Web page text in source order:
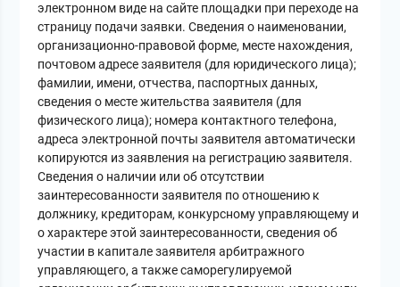
электронном виде на сайте площадки при переходе на
страницу подачи заявки. Сведения о наименовании,
организационно-правовой форме, месте нахождения,
почтовом адресе заявителя (для юридического лица);
фамилии, имени, отчества, паспортных данных,
сведения о месте жительства заявителя (для
физического лица); номера контактного телефона,
адреса электронной почты заявителя автоматически
копируются из заявления на регистрацию заявителя.
Сведения о наличии или об отсутствии
заинтересованности заявителя по отношению к
должнику, кредиторам, конкурсному управляющему и
о характере этой заинтересованности, сведения об
участии в капитале заявителя арбитражного
управляющего, а также саморегулируемой